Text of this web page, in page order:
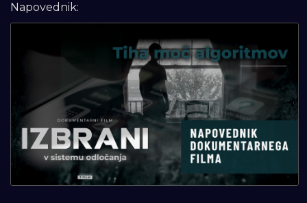
Napovednik: